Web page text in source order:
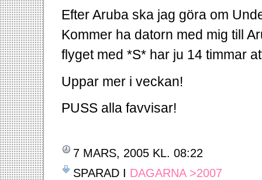
Efter Aruba ska jag göra om
Kommer ha datorn med mig till
flyget med *S* har ju 14 timmar
Uppar mer i veckan!
PUSS alla favvisar!
7 MARS, 2005 KL. 08:22
SPARAD I DAGARNA >2007